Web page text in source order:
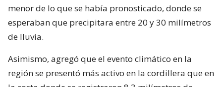
menor de lo que se había pronosticado, donde se
esperaban que precipitara entre 20 y 30 milímetros
de lluvia.
Asimismo, agregó que el evento climático en la
región se presentó más activo en la cordillera que en